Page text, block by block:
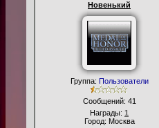
Новенький
Группа: Пользователи
Сообщений: 41
Награды: 1
Город: Москва